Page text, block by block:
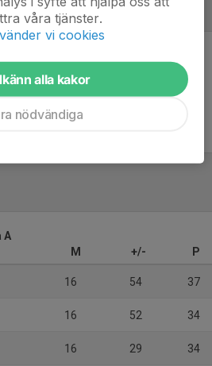
A
M +/- P
16 54 37
16 52 34
16 29 34
våra tjänster.
vi cookies
alla kakor
nödvändiga